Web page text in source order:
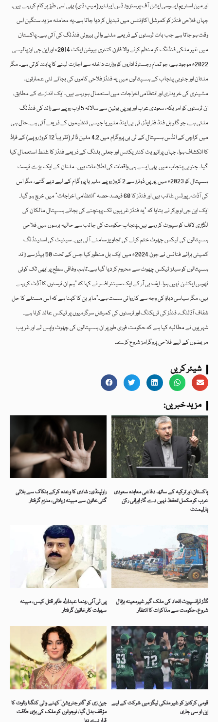
اور مین اسٹریم ایسوسی ایشن آف پرسنز ود ڈس ایبلٹیز (میپ ڈی) بھی اسی طرز پر کام کر رہے ہیں،
جہاں فلاحی فنڈز کو کمرشل اکاؤنٹس میں تبدیل کر دیا جاتا ہے۔یہ معاملہ مزید سنگین اس
وقت ہو جاتا ہے جب بات ٹرسٹوں کے ذریعے ملنے والی بیرونی فنڈنگ کی آتی ہے۔ پاکستان
میں غیر ملکی فنڈنگ کو منظم کرنے والا فارن کنٹری بیوشن ایکٹ 2014ء اور این جی اوز پالیسی
2022ء موجود ہے، جو تمام رجسٹرڈ اداروں کو وزارت داخلہ سے اجازت لینے کا پابند کرتی ہے۔ مگر
ملتان اور جنوبی پنجاب کے ہسپتالوں میں یہ فنڈز فلاحی کاموں کی بجائے نئی عمارتوں،
مشینری کی خریداری اور انتظامی اخراجات میں استعمال ہو رہے ہیں۔ ایک اندازے کے مطابق،
ان ٹرسٹوں کو امریکہ، سعودی عرب اور یورپی یونین سے سالانہ 5 ارب روپے سے زائد کی فنڈنگ
ملتی ہے، جو گلوبل فنڈ فار ایڈز، ٹی بی اینڈ ملیریا جیسی تنظیموں کے ذریعے آتی ہے۔حال ہی
میں کراچی کے انڈس ہسپتال کے ٹی بی پروگرام میں 4.2 ملین ڈالر (تقریباً 12 کروڑ روپے) کے فراڈ
کا انکشاف ہوا، جہاں پرائیویٹ کنٹریکٹس اور جعلی بلنگ کے ذریعے فنڈز کا غلط استعمال کیا
گیا۔ جنوبی پنجاب میں بھی ایسے ہی واقعات کی اطلاعات ہیں۔ ملتان کے ایک بڑے ٹرسٹ
ہسپتال کو 2023ء میں یورپی ڈونرز سے 2 کروڑ روپے ملیریا پروگرام کے لیے دیے گئے، مگر اس
کی آڈٹ رپورٹس غائب ہیں اور فنڈز کا 60 فیصد حصہ “انتظامی اخراجات” میں خرچ ہو گیا۔
ایک این جی او ورکر نے بتایا کہ “یہ فنڈز غریبوں تک پہنچنے کی بجائے ہسپتال مالکان کی
لگژری لائف کو سپورٹ کر رہے ہیں۔پنجاب حکومت کی جانب سے حالیہ برسوں میں فلاحی
ہسپتالوں کی ٹیکس چھوٹ ختم کرنے کی تجاویز سامنے آئی ہیں۔ سینیٹ کی اسٹینڈنگ
کمیٹی برائے فنانس نے جون 2024ء میں ایک بل منظور کیا جس کے تحت 50 بیڈز سے زائد
ہسپتالوں کو سیلز ٹیکس چھوٹ سے محروم کر دیا گیا ہے۔تاہم، وفاقی سطح پر ابھی تک کوئی
ٹھوس ایکشن نہیں ہوا۔ ایف بی آر کے ایک سینئر افسر نے کہا کہ “ہم ان ٹرسٹوں کا آڈٹ کر رہے
ہیں، مگر سیاسی دباؤ کی وجہ سے کارروائی سست ہے۔”ماہرین کا کہنا ہے کہ اس مسئلے کا حل
شفاف آڈٹنگ، فنڈز کی ٹریکنگ اور ٹرسٹوں کی کمرشل سرگرمیوں پر ٹیکس عائد کرنا ہے۔
شہریوں نے مطالبہ کیا ہے کہ حکومت فوری طور پر ان ہسپتالوں کی چھوٹ واپس لے اور غریب
مریضوں کے لیے فلاحی پروگرامز شروع کرے۔
شیئر کریں
:مزید خبریں
راولپنڈی: شادی کا وعدہ کرکے بنکاک سے بلائی
گئی خاتون سے مبینہ زیادتی، ملزم گرفتار
پاکستان اور ترکیہ کے ساتھ دفاعی معاہدہ سعودی
عرب کو مکمل تحفظ نہیں دے گا: ایرانی رکن
پارلیمنٹ
پی ٹی آئی رہنما عبداللہ طاہر قتل کیس، مبینہ
سہولت کار خاتون گرفتار
گڈز ٹرانسپورٹ اتحاد کی ملک گیر غیرمعینہ ہڑتال
شروع، حکومت سے مذاکرات کا انتظار
جین زی کو ’گٹر جنریشن‘ کہنے والی کنگنا رناوت کا
مؤقف بدل گیا، نوجوانوں کو ملک کی بڑی طاقت
قومی کرکٹرز کو غیر ملکی لیگز میں شرکت کے لیے
این او سی جاری